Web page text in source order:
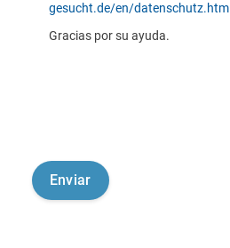
gesucht.de/en/datenschutz.html
Gracias por su ayuda.